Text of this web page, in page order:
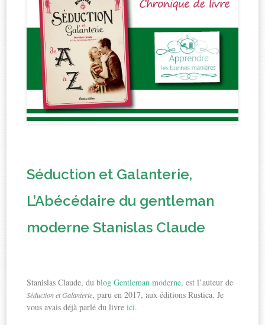
Séduction et Galanterie,
L’Abécédaire du gentleman
moderne Stanislas Claude
Stanislas Claude, dublog Gentleman moderne, est l’auteur de
Séduction et Galanterie, paru en 2017, aux éditions Rustica. Je
vous avais déjà parlé du livreici.